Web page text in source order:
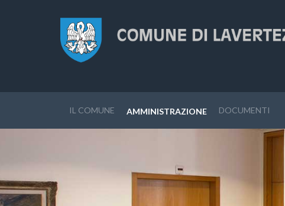
IL COMUNE AMMINISTRAZIONE DOCUMENTI